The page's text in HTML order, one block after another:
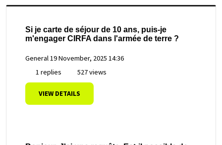
Si je carte de séjour de 10 ans, puis-je
m'engager CIRFA dans l'armée de terre ?
General19 November, 2025 14:36
1 replies
527 views
VIEW DETAILS